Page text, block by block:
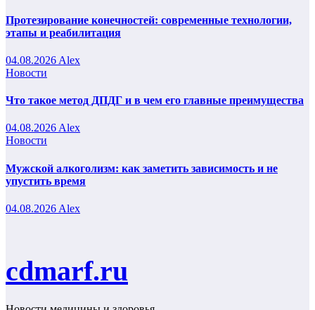
Протезирование конечностей: современные технологии,
этапы и реабилитация
04.08.2026 Alex
Новости
Что такое метод ДПДГ и в чем его главные преимущества
04.08.2026 Alex
Новости
Мужской алкоголизм: как заметить зависимость и не
упустить время
04.08.2026 Alex
cdmarf.ru